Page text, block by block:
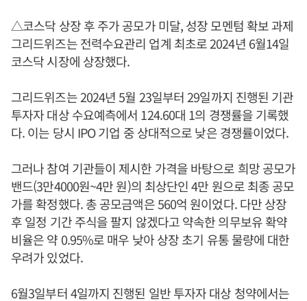
△코스닥 상장 후 주가 공모가 미달, 성장 모멘텀 확보 과제
그리드위즈는 전력수요관리 업계 최초로 2024년 6월14일
코스닥 시장에 상장했다.
그리드위즈는 2024년 5월 23일부터 29일까지 진행된 기관
투자자 대상 수요예측에서 124.60대 1의 경쟁률을 기록했
다. 이는 당시 IPO 기업 중 상대적으로 낮은 경쟁률이었다.
그러나 참여 기관들이 제시한 가격을 바탕으로 희망 공모가
밴드(3만4000원~4만 원)의 최상단인 4만 원으로 최종 공모
가를 확정했다. 총 공모금액은 560억 원이었다. 다만 상장
후 일정 기간 주식을 팔지 않겠다고 약속한 의무보유 확약
비율은 약 0.95%로 매우 낮아 상장 초기 유통 물량에 대한
우려가 있었다.
6월3일부터 4일까지 진행된 일반 투자자 대상 청약에서는